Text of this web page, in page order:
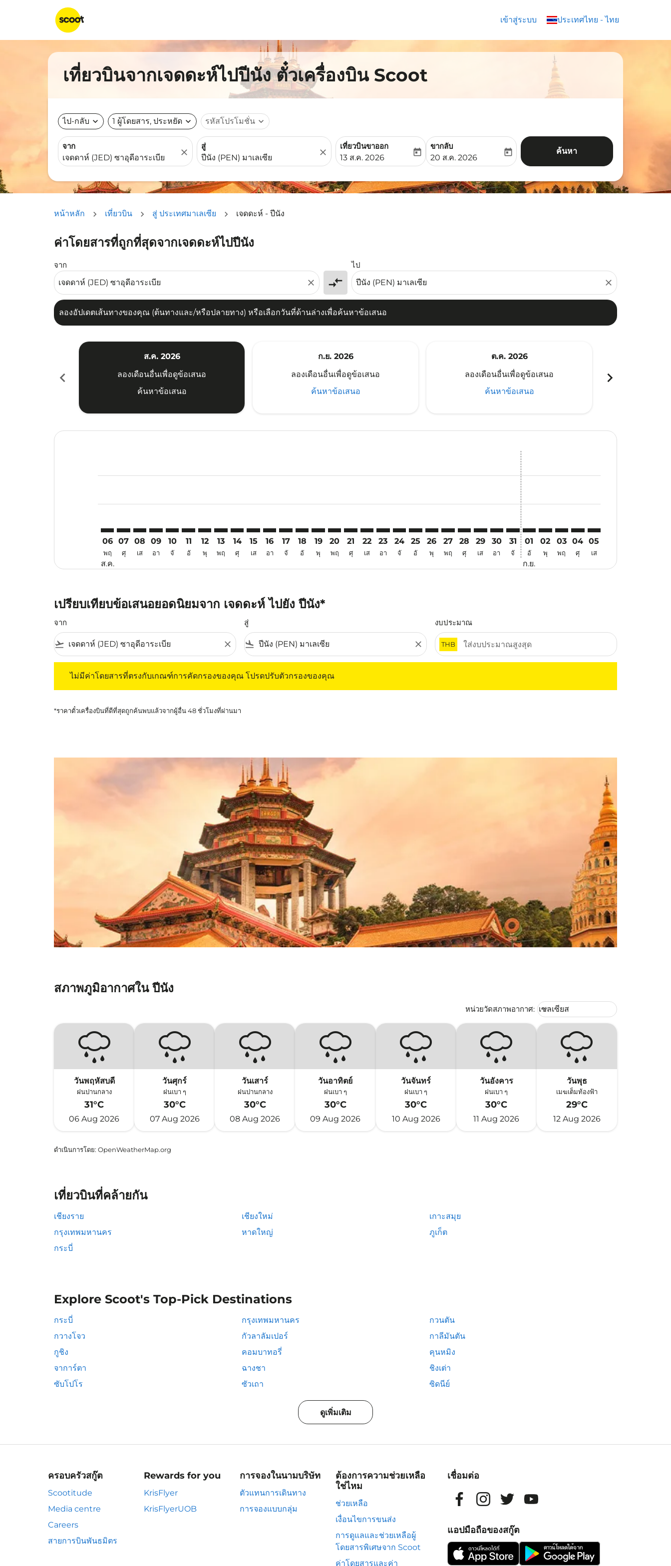
เข้าสู่ระบบ ประเทศไทย - ไทย
keyboard_arrow_down
เที่ยวบินจากเจดดะห์ไปปีนัง ตั๋วเครื่องบิน Scoot
ไป-กลับ expand_more 1 ผู้โดยสาร, ประหยัด expand_more รหัสโปรโมชั่น expand_more
จาก
close
สู่
close
เที่ยวบินขาออก
fc-booking-departure-date-aria-label
13 ส.ค. 2026
today
ขากลับ
fc-booking-return-date-aria-label
20 ส.ค. 2026
today ค้นหา
หน้าหลัก เที่ยวบิน สู่ ประเทศมาเลเซีย เจดดะห์ - ปีนัง
ค่าโดยสารที่ถูกที่สุดจากเจดดะห์ไปปีนัง
จาก
close compare_arrows
ไป
close
ลองอัปเดตเส้นทางของคุณ (ต้นทางและ/หรือปลายทาง) หรือเลือกวันที่ด้านล่างเพื่อค้นหาข้อเสนอ
ลองอัปเดตเส้นทางของคุณ (ต้นทางและ/หรือปลายทาง) หรือเลือกวันที่ด้านล่างเพื่อค้นหาข้อเสนอ
chevron_left
ส.ค. 2026
ลองเดือนอื่นเพื่อดูข้อเสนอ
ค้นหาข้อเสนอ
ก.ย. 2026
ลองเดือนอื่นเพื่อดูข้อเสนอ
ค้นหาข้อเสนอ
ต.ค. 2026
ลองเดือนอื่นเพื่อดูข้อเสนอ
ค้นหาข้อเสนอ
chevron_right
06
พฤ
ส.ค.
07
ศุ
08
เส
09
อา
10
จั
11
อั
12
พุ
13
พฤ
14
ศุ
15
เส
16
อา
17
จั
18
อั
19
พุ
20
พฤ
JED–PEN: cmp-view-offers-disclaimer. ค้นหาข้อเสนอ
21
ศุ
JED–PEN: cmp-view-offers-disclaimer. ค้นหาข้อเสนอ
22
เส
JED–PEN: cmp-view-offers-disclaimer. ค้นหาข้อเสนอ
23
อา
JED–PEN: cmp-view-offers-disclaimer. ค้นหาข้อเสนอ
24
จั
JED–PEN: cmp-view-offers-disclaimer. ค้นหาข้อเสนอ
25
อั
JED–PEN: cmp-view-offers-disclaimer. ค้นหาข้อเสนอ
26
พุ
JED–PEN: cmp-view-offers-disclaimer. ค้นหาข้อเสนอ
27
พฤ
JED–PEN: cmp-view-offers-disclaimer. ค้นหาข้อเสนอ
28
ศุ
JED–PEN: cmp-view-offers-disclaimer. ค้นหาข้อเสนอ
29
เส
JED–PEN: cmp-view-offers-disclaimer. ค้นหาข้อเ
30
อา
JED–PEN: cmp-view-offers-disclaimer. ค้นห
31
จั
01
อั
ก.ย.
02
พุ
03
พฤ
04
ศุ
05
เส
เปรียบเทียบข้อเสนอยอดนิยมจาก เจดดะห์ ไปยัง ปีนัง*
จาก
flight_takeoff close
สู่
flight_land close
งบประมาณ
THB
ไม่มีค่าโดยสารที่ตรงกับเกณฑ์การคัดกรองของคุณ โปรดปรับตัวกรองของคุณ
*ราคาตั๋วเครื่องบินที่ดีที่สุดถูกค้นพบแล้วจากผู้อื่น 48 ชั่วโมงที่ผ่านมา
สภาพภูมิอากาศใน ปีนัง
หน่วยวัดสภาพอากาศ: Weather unit option เซลเซียส
เซลเซียส
keyboard_arrow_down
วันพฤหัสบดี
ฝนปานกลาง
31°C
06 Aug 2026
วันศุกร์
ฝนเบา ๆ
30°C
07 Aug 2026
วันเสาร์
ฝนปานกลาง
30°C
08 Aug 2026
วันอาทิตย์
ฝนเบา ๆ
30°C
09 Aug 2026
วันจันทร์
ฝนเบา ๆ
30°C
10 Aug 2026
วันอังคาร
ฝนเบา ๆ
30°C
11 Aug 2026
วันพุธ
เมฆเต็มท้องฟ้า
29°C
12 Aug 2026
ดำเนินการโดย: OpenWeatherMap.org
เที่ยวบินที่คล้ายกัน
เชียงราย เชียงใหม่
เกาะสมุย
กรุงเทพมหานคร
หาดใหญ่
ภูเก็ต
กระบี่
Explore Scoot's Top-Pick Destinations
กระบี่ กรุงเทพมหานคร
กวนตัน
กวางโจว
กัวลาลัมเปอร์
กาลีมันตัน
กูชิง
คอมบาทอรี่
คุนหมิง
จาการ์ตา
ฉางชา
ชิงเต่า
ซับโปโร
ซัวเถา ซิดนีย์
ดูเพิ่มเติม
ครอบครัวสกู๊ต
Scootitude
Media centre
Careers
สายการบินพันธมิตร
Rewards for you
KrisFlyer
KrisFlyerUOB
การจองในนามบริษัท
ตัวแทนการเดินทาง
การจองแบบกลุ่ม
ต้องการความช่วยเหลือ
ใช่ไหม
ช่วยเหลือ
เงื่อนไขการขนส่ง
การดูแลและช่วยเหลือผู้
โดยสารพิเศษจาก Scoot
ค่าโดยสารและค่า
เชื่อมต่อ
แอปมือถือของสกู๊ต